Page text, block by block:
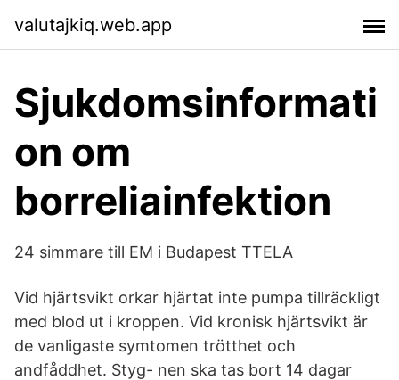
valutajkiq.web.app
Sjukdomsinformati
on om
borreliainfektion
24 simmare till EM i Budapest TTELA
Vid hjärtsvikt orkar hjärtat inte pumpa tillräckligt
med blod ut i kroppen. Vid kronisk hjärtsvikt är
de vanligaste symtomen trötthet och
andfåddhet. Styg- nen ska tas bort 14 dagar